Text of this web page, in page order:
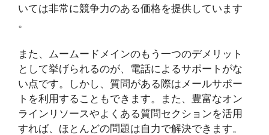
いては非常に競争力のある価格を提供しています​
。
また、ムームードメインのもう一つのデメリット
として挙げられるのが、電話によるサポートがな
い点です​​。しかし、質問がある際はメールサポー
トを利用することもできます​​。また、豊富なオン
ラインリソースやよくある質問セクションを活用
すれば、ほとんどの問題は自力で解決できます。